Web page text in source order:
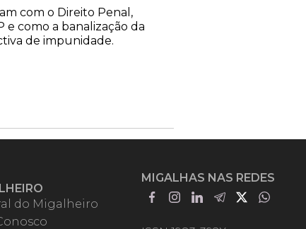
com o Direito Penal,
como a banalização da
de impunidade.
do Migalheiro
MIGALHAS NAS REDES